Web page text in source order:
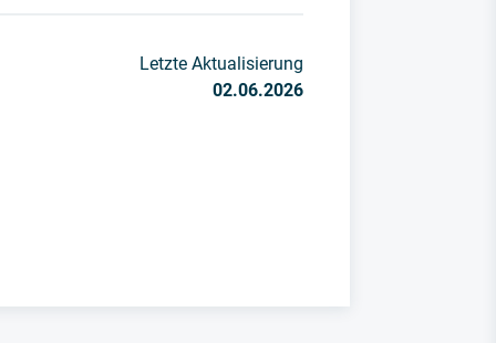
Letzte Aktualisierung
02.06.2026